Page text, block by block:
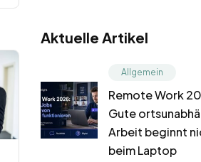
Aktuelle Artikel
Allgemein
Remote Work
Gute
Arbeit beginnt
beim Laptop